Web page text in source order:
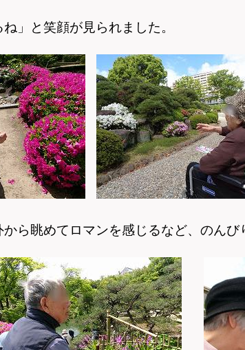
」と笑顔が見られました。
ら眺めてロマンを感じるなど、のん